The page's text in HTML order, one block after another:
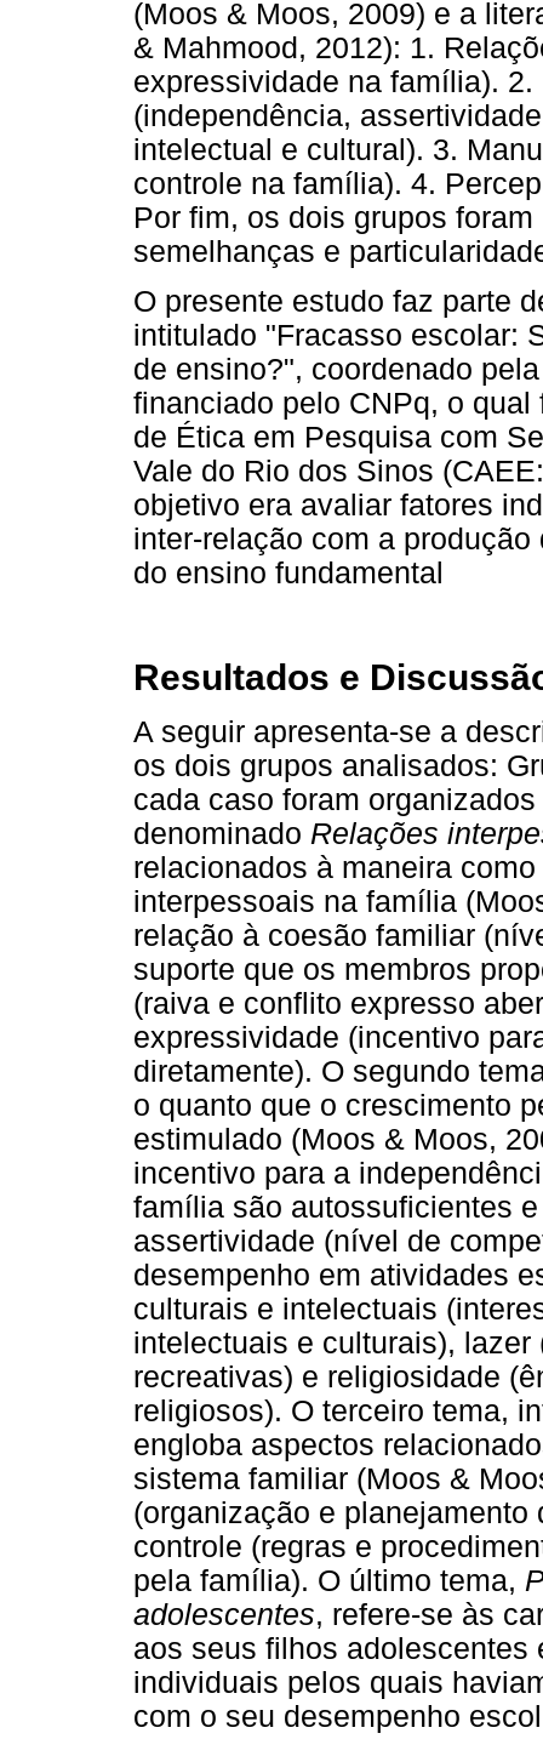
(Moos & Moos, 2009) e a
& Mahmood, 2012): 1.
expressividade na família).
(independência,
intelectual e cultural). 3.
controle na família). 4.
Por fim, os dois grupos
semelhanças e
O presente estudo faz parte
intitulado "Fracasso escolar:
de ensino?", coordenado
financiado pelo CNPq, o
de Ética em Pesquisa com
Vale do Rio dos Sinos
objetivo era avaliar fatores
inter-relação com a
do ensino fundamental
Resultados e
A seguir apresenta-se a
os dois grupos analisados:
cada caso foram
denominado Relações
relacionados à maneira
interpessoais na família
relação à coesão familiar
suporte que os membros
(raiva e conflito expresso
expressividade (incentivo
diretamente). O segundo
o quanto que o crescimento
estimulado (Moos & Moos,
incentivo para a
família são autossuficientes
assertividade (nível de
desempenho em atividades
culturais e intelectuais
intelectuais e culturais),
recreativas) e religiosidade
religiosos). O terceiro tema,
engloba aspectos
sistema familiar (Moos &
(organização e
controle (regras e
pela família). O último tema,
adolescentes, refere-se às
aos seus filhos
individuais pelos quais
com o seu desempenho